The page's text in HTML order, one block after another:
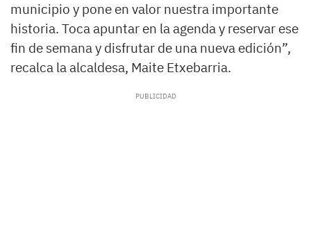
municipio y pone en valor nuestra importante
historia. Toca apuntar en la agenda y reservar ese
fin de semana y disfrutar de una nueva edición”,
recalca la alcaldesa, Maite Etxebarria.